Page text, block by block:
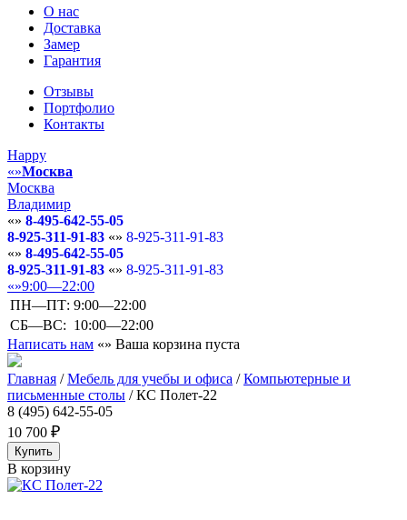
О нас
Доставка
Замер
Гарантия
Отзывы
Портфолио
Контакты
Happy
Москва
Москва
Владимир
8-495-642-55-05
8-925-311-91-83
8-925-311-91-83
8-495-642-55-05
8-925-311-91-83
8-925-311-91-83
9:00—22:00
ПН—ПТ: 9:00—22:00
СБ—ВС: 10:00—22:00
Написать нам
Ваша корзина пуста
Главная /Мебель для учебы и офиса /Компьютерные и
письменные столы /КС Полет-22
8 (495) 642-55-05
10 700
В корзину